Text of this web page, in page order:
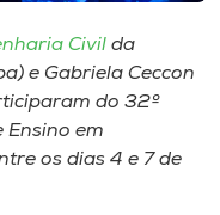
Civil da
e Gabriela Ceccon
do 32º
Ensino em
os dias 4 e 7 de